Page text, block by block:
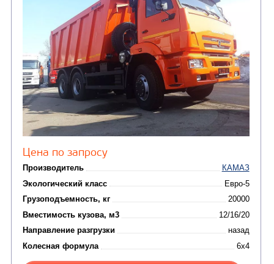
от 5 100 000₽
Экологический класс
Грузоподъемность, кг
Вместимость кузова, м3